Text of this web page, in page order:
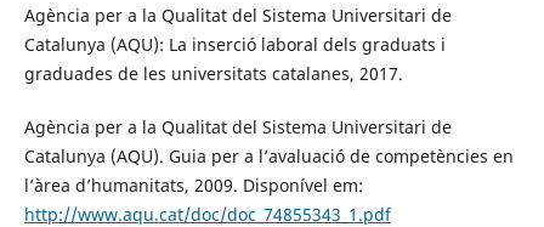
Agència per a la Qualitat del Sistema Universitari de
Catalunya (AQU): La inserció laboral dels graduats i
graduades de les universitats catalanes, 2017.
Agència per a la Qualitat del Sistema Universitari de
Catalunya (AQU). Guia per a l’avaluació de competències en
l’àrea d’humanitats, 2009. Disponível em:
http://www.aqu.cat/doc/doc_74855343_1.pdf